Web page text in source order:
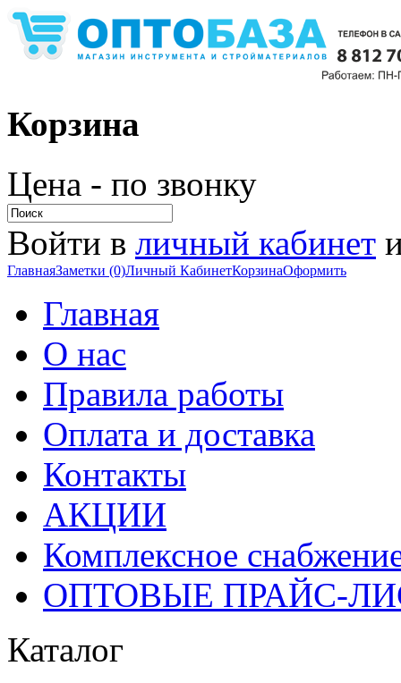
Корзина
Цена - по звонку
Войти в личный кабинет
ГлавнаяЗаметки (0)Личный КабинетКорзинаОформить
Главная
О нас
Правила работы
Оплата и доставка
Контакты
АКЦИИ
Комплексное
ОПТОВЫЕ ПРАЙС-
Каталог